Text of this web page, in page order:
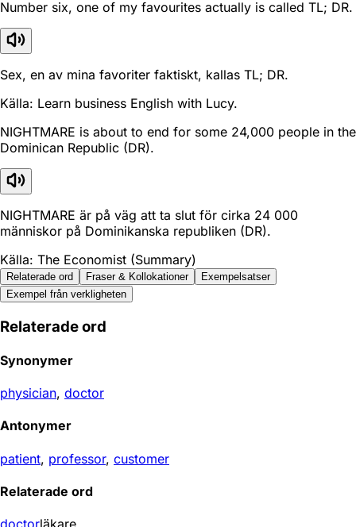
Number six, one of my favourites actually is called TL; DR.
Sex, en av mina favoriter faktiskt, kallas TL; DR.
Källa: Learn business English with Lucy.
NIGHTMARE is about to end for some 24,000 people in the
Dominican Republic (DR).
NIGHTMARE är på väg att ta slut för cirka 24 000
människor på Dominikanska republiken (DR).
Källa: The Economist (Summary)
Relaterade ord Fraser & Kollokationer
Exempelsatser
Exempel från verkligheten
Relaterade ord
Synonymer
physician, doctor
Antonymer
patient, professor, customer
Relaterade ord